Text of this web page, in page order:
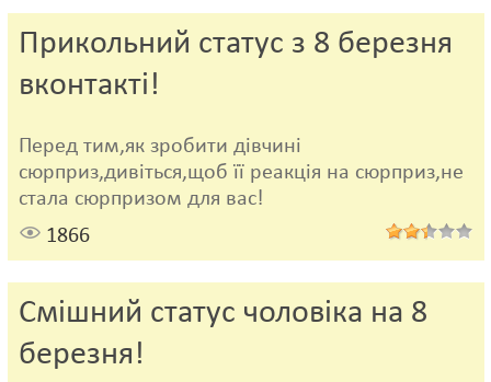
Прикольний статус з 8 березня
вконтакті!
Перед тим,як зробити дівчині
сюрприз,дивіться,щоб її реакція на сюрприз,не
стала сюрпризом для вас!
1866
Смішний статус чоловіка на 8
березня!